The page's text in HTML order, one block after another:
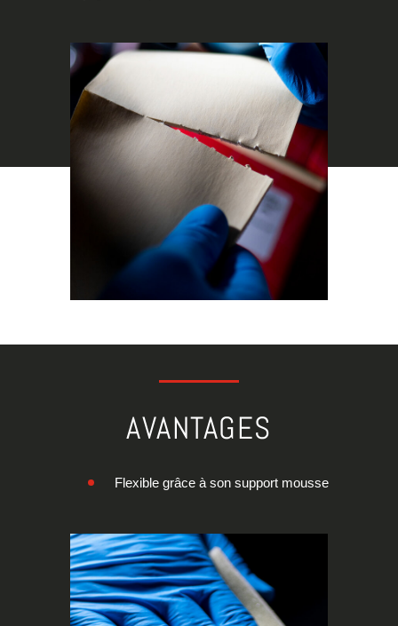
AVANTAGES
Flexible grâce à son support mousse